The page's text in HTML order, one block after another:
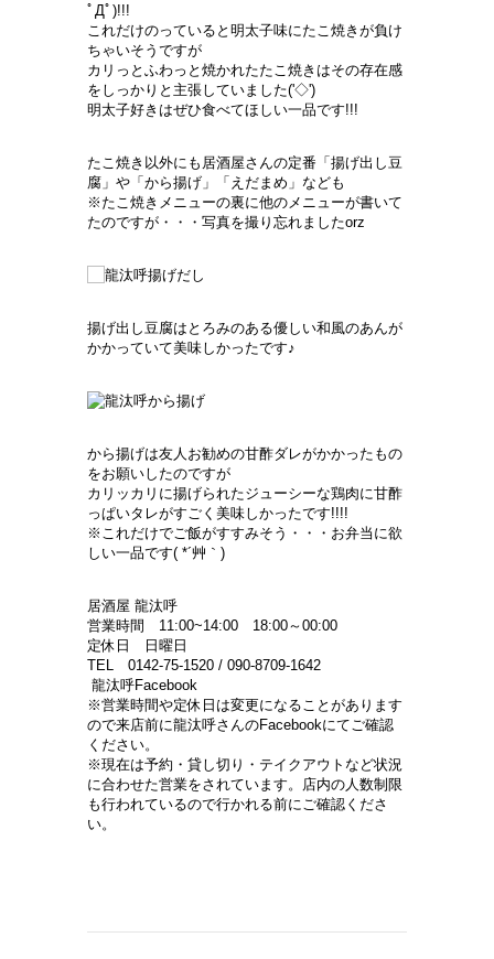
ﾟДﾟ)!!!
これだけのっていると明太子味にたこ焼きが負け
ちゃいそうですが
カリっとふわっと焼かれたたこ焼きはその存在感
をしっかりと主張していました('◇')ゞ
明太子好きはぜひ食べてほしい一品です!!!
たこ焼き以外にも居酒屋さんの定番「揚げ出し豆
腐」や「から揚げ」「えだまめ」なども
※たこ焼きメニューの裏に他のメニューが書いて
たのですが・・・写真を撮り忘れましたorz
揚げ出し豆腐はとろみのある優しい和風のあんが
かかっていて美味しかったです♪
から揚げは友人お勧めの甘酢ダレがかかったもの
をお願いしたのですが
カリッカリに揚げられたジューシーな鶏肉に甘酢
っぱいタレがすごく美味しかったです!!!!
※これだけでご飯がすすみそう・・・お弁当に欲
しい一品です( *´艸｀)
居酒屋 龍汰呼
営業時間 11:00~14:00 18:00～00:00
定休日 日曜日
TEL 0142-75-1520 / 090-8709-1642
龍汰呼Facebook
※営業時間や定休日は変更になることがあります
ので来店前に龍汰呼さんのFacebookにてご確認
ください。
※現在は予約・貸し切り・テイクアウトなど状況
に合わせた営業をされています。店内の人数制限
も行われているので行かれる前にご確認くださ
い。